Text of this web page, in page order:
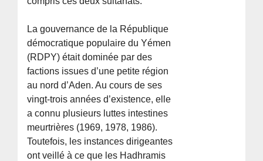
La gouvernance de la République
démocratique populaire du Yémen
(RDPY) était dominée par des
factions issues d’une petite région
au nord d’Aden. Au cours de ses
vingt-trois années d’existence, elle
a connu plusieurs luttes intestines
meurtrières (1969, 1978, 1986).
Toutefois, les instances dirigeantes
ont veillé à ce que les Hadhramis